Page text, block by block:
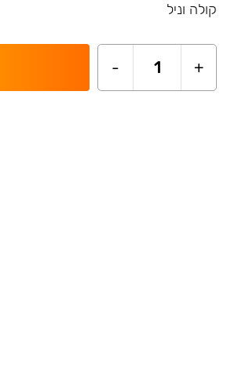
קולה וניל
+
1
-